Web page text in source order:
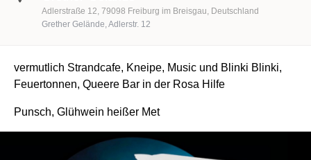
Adlerstraße 12 79098 Freiburg im Breisgau Deutschland
Grether Gelände, Adlerstr. 12
vermutlich Strandcafe, Kneipe, Music und Blinki Blinki,
Feuertonnen, Queere Bar in der Rosa Hilfe
Punsch, Glühwein heißer Met